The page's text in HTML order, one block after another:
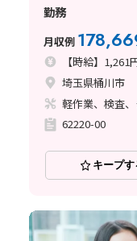
勤務
月収例
【時給】1,261
埼玉県桶川市
軽作業、検査
62220-00
キープす